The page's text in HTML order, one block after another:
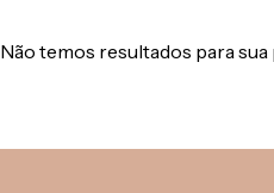
Não temos resultados para